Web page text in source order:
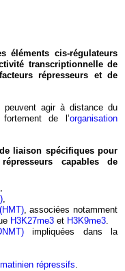
éléments cis-régulateurs
transcriptionnelle de
répresseurs et de
peuvent agir à distance du
de l’organisation
liaison spécifiques pour
capables de
,
,
, associées notamment
H3K27me3 et H3K9me3.
impliquées dans la
répressifs.